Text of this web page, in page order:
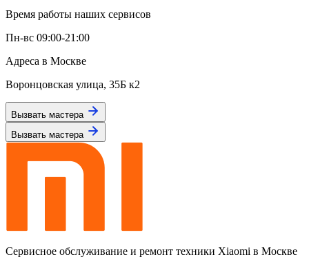
Время работы наших сервисов
Пн-вс 09:00-21:00
Адреса в Москве
Воронцовская улица, 35Б к2
Вызвать мастера
Вызвать мастера
Сервисное обслуживание и ремонт техники Xiaomi в Москве